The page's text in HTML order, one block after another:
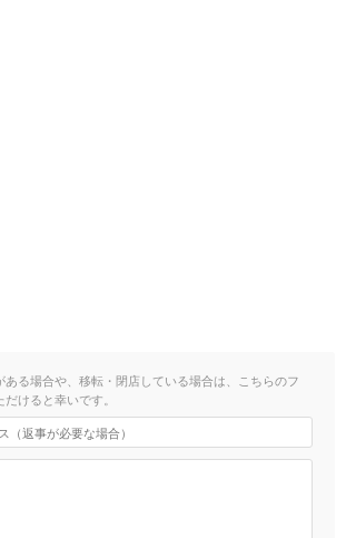
ある場合や、移転・閉店している場合は、こちらのフ
けると幸いです。